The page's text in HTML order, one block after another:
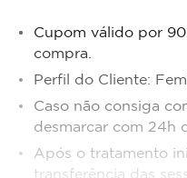
Cupom válido por
compra.
Perfil do Cliente:
Caso não consiga
desmarcar com 24h
Após o tratamento
transferência das